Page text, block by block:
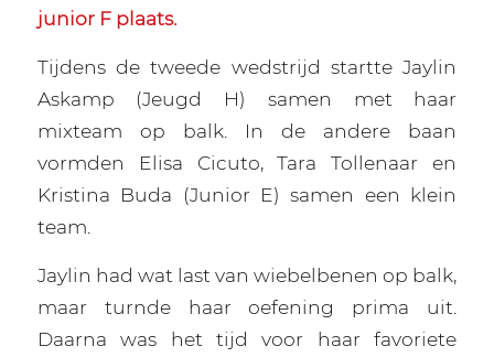
junior F plaats.
Tijdens de tweede wedstrijd startte Jaylin
Askamp (Jeugd H) samen met haar
mixteam op balk. In de andere baan
vormden Elisa Cicuto, Tara Tollenaar en
Kristina Buda (Junior E) samen een klein
team.
Jaylin had wat last van wiebelbenen op balk,
maar turnde haar oefening prima uit.
Daarna was het tijd voor haar favoriete